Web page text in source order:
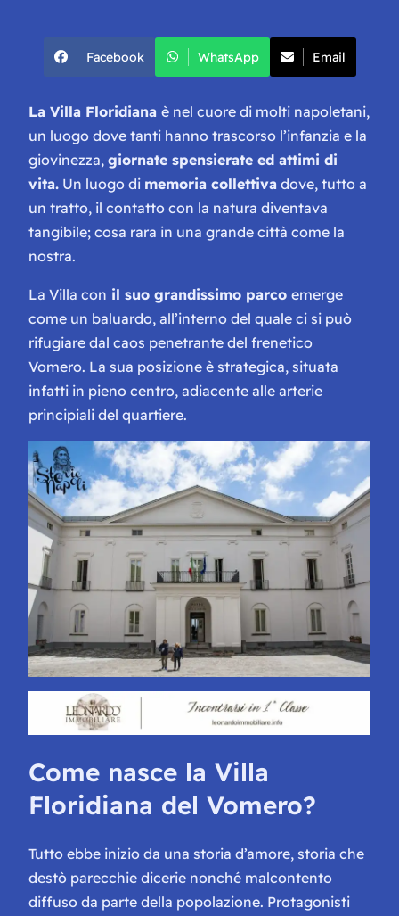
Facebook WhatsApp Email
La Villa Floridiana è nel cuore di molti napoletani,
un luogo dove tanti hanno trascorso l’infanzia e la
giovinezza, giornate spensierate ed attimi di
vita. Un luogo di memoria collettiva dove, tutto a
un tratto, il contatto con la natura diventava
tangibile; cosa rara in una grande città come la
nostra.
La Villa con il suo grandissimo parco emerge
come un baluardo, all’interno del quale ci si può
rifugiare dal caos penetrante del frenetico
Vomero. La sua posizione è strategica, situata
infatti in pieno centro, adiacente alle arterie
principiali del quartiere.
Come nasce la Villa
Floridiana del Vomero?
Tutto ebbe inizio da una storia d’amore, storia che
destò parecchie dicerie nonché malcontento
diffuso da parte della popolazione. Protagonisti